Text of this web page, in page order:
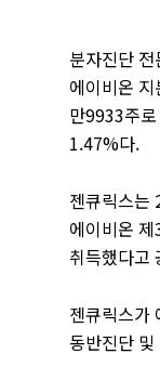
분자진단
에이비온
만9933주
1.47%다.
젠큐릭스는
에이비온
취득했다고
젠큐릭스가
동반진단